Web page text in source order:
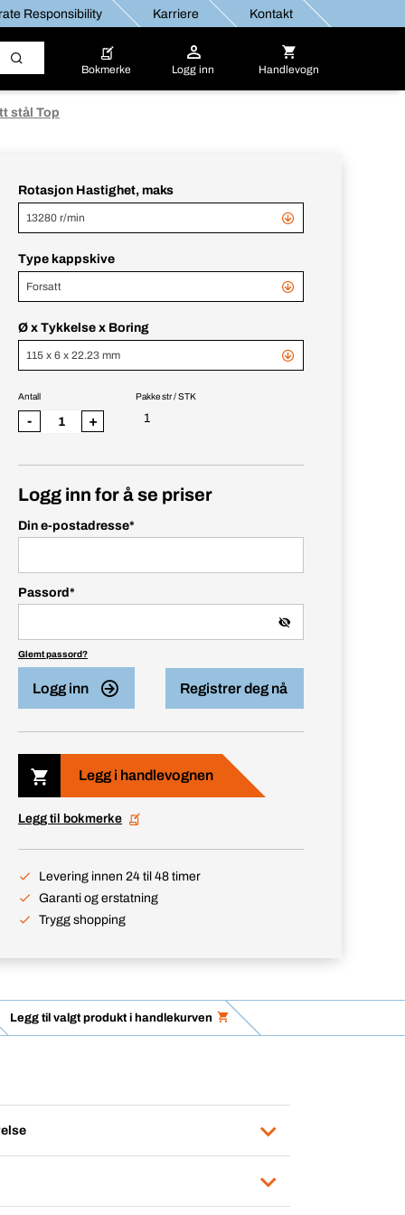
Responsibility Karriere Kontakt
Bokmerke Logg inn Handlevogn
stål Top
Rotasjon Hastighet, maks
13280 r/min
Type kappskive
Forsatt
Ø x Tykkelse x Boring
115 x 6 x 22.23 mm
Pakke str / STK
1
Antall
- +
Logg inn for å se priser
Din e-postadresse*
Passord *
Glemt passord?
Logg inn Registrer deg nå
Legg i handlevognen
Legg til bokmerke
Levering innen 24 til 48 timer
Garanti og erstatning
Trygg shopping
Legg til valgt produkt i handlekurven